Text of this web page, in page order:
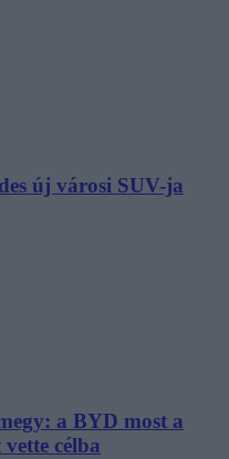
új városi SUV-ja
a BYD most a
célba